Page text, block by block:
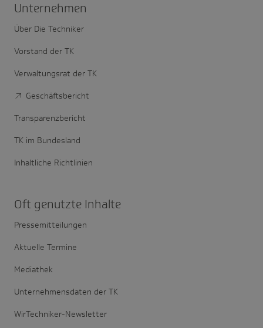
Unter­nehmen
Über Die Techniker
Vorstand der TK
Verwaltungsrat der TK
Geschäftsbericht
Transparenzbericht
TK im Bundesland
Inhaltliche Richtlinien
Oft genutzte Inhalte
Pressemitteilungen
Aktuelle Termine
Mediathek
Unternehmensdaten der TK
WirTechniker-Newsletter